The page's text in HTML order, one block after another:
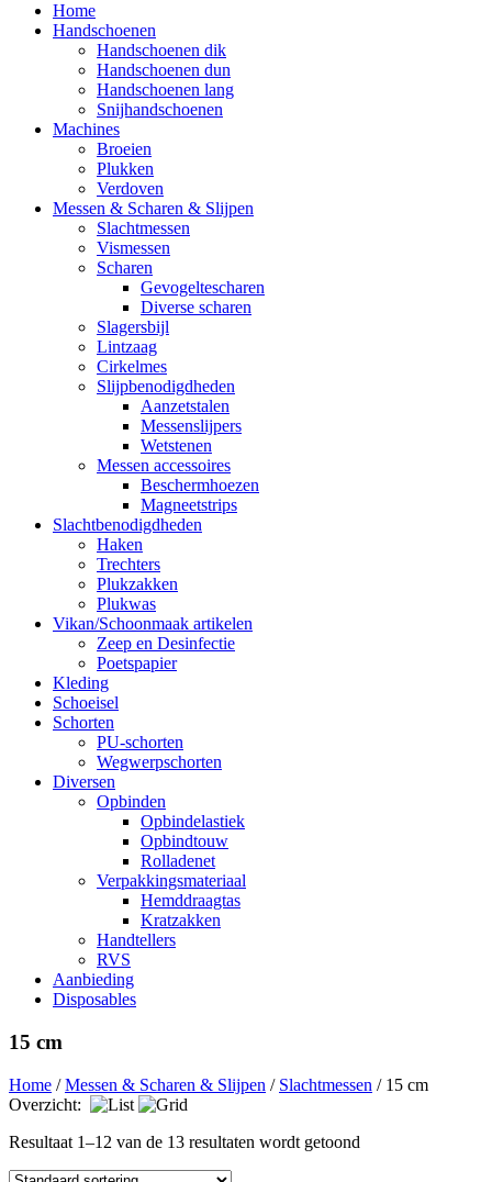
Home
Handschoenen
Handschoenen dik
Handschoenen dun
Handschoenen lang
Snijhandschoenen
Machines
Broeien
Plukken
Verdoven
Messen & Scharen & Slijpen
Slachtmessen
Vismessen
Scharen
Gevogeltescharen
Diverse scharen
Slagersbijl
Lintzaag
Cirkelmes
Slijpbenodigdheden
Aanzetstalen
Messenslijpers
Wetstenen
Messen accessoires
Beschermhoezen
Magneetstrips
Slachtbenodigdheden
Haken
Trechters
Plukzakken
Plukwas
Vikan/Schoonmaak artikelen
Zeep en Desinfectie
Poetspapier
Kleding
Schoeisel
Schorten
PU-schorten
Wegwerpschorten
Diversen
Opbinden
Opbindelastiek
Opbindtouw
Rolladenet
Verpakkingsmateriaal
Hemddraagtas
Kratzakken
Handtellers
RVS
Aanbieding
Disposables
15 cm
Home /Messen & Scharen & Slijpen / Slachtmessen / 15 cm
Overzicht:
Resultaat 1–12 van de 13 resultaten wordt getoond